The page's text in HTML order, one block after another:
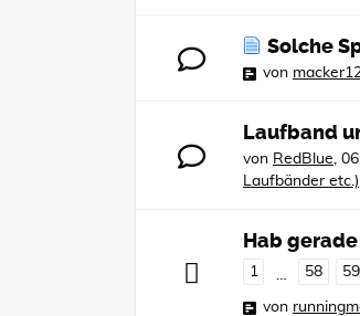
Solche
von
Laufband
von RedBlue,
Laufbänder etc.)
Hab
1 … 58 59
von